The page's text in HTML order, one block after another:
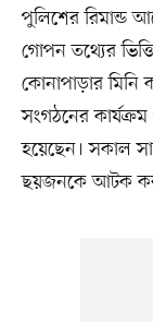
পুলিশের রিমান্ড
গোপন তথ্যের
কোনাপাড়ার মিনি
সংগঠনের
হয়েছেন। সকাল
ছয়জনকে আটক